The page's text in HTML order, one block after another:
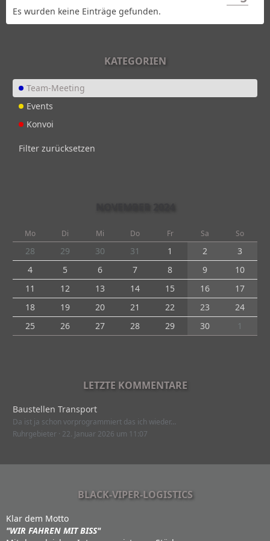
Es wurden keine Einträge gefunden.
KATEGORIEN
Team-Meeting
Events
Konvoi
Filter zurücksetzen
Mo Di Mi Do Fr Sa So
28 29 30 31 1 2
3
4
5 6 7 8 9
10
11
12 13 14 15 16
17
18
19 20 21 22 23
24
25
26 27 28 29 30 1
LETZTE KOMMENTARE
Baustellen Transport
Da ist ja schon vorprogrammiert das ich wieder…
Ruhrgebieter 22. Januar 2026 um 11:07
BLACK-VIPER-LOGISTICS
Klar dem Motto
"WIR FAHREN MIT BISS"